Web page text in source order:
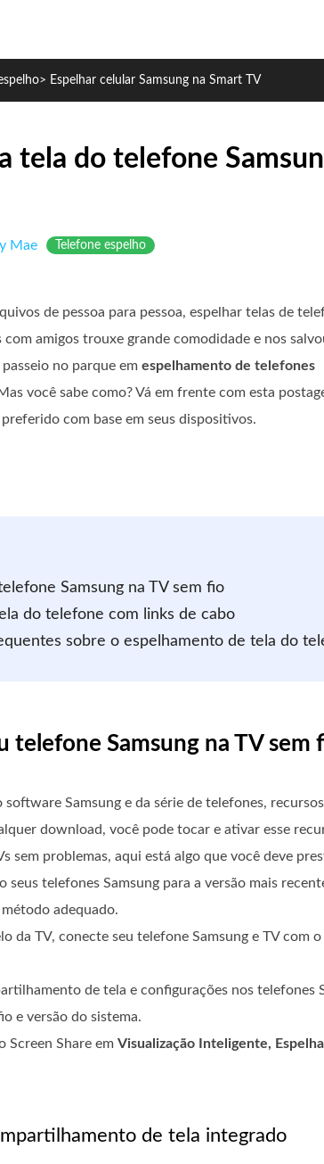
> Espelhar celular Samsung na Smart TV
tela do telefone
Mae Telefone espelho
de pessoa para pessoa, espelhar telas de
amigos trouxe grande comodidade e nos
no parque em espelhamento de telefones
você sabe como? Vá em frente com esta
com base em seus dispositivos.
Samsung na TV sem fio
do telefone com links de cabo
sobre o espelhamento de tela do
telefone Samsung na TV sem
Samsung e da série de telefones,
download, você pode tocar e ativar esse
sem problemas, aqui está algo que você deve
seus telefones Samsung para a versão mais
adequado.
da TV, conecte seu telefone Samsung e TV com
de tela e configurações nos telefones
e versão do sistema.
Screen Share em Visualização Inteligente,
de tela integrado